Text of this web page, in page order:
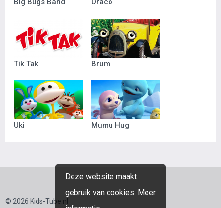
Big Bugs Band Draco
Tik Tak Brum
Uki Mumu Hug
Deze website maakt
gebruik van cookies. Meer
© 2026 Kids-Tube.nl